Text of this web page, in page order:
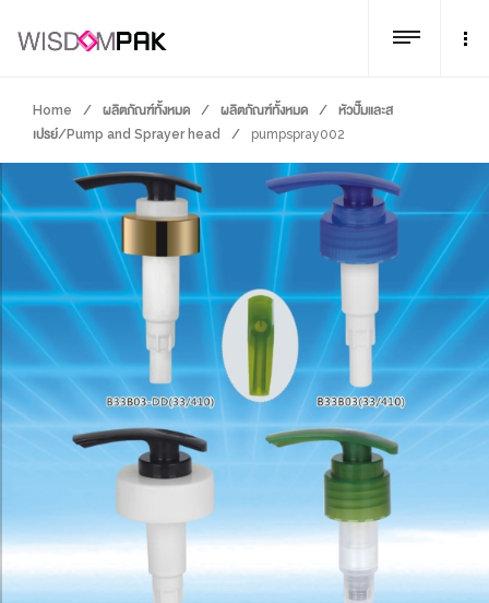
Home / ผลิตภัณฑ์ทั้งหมด / ผลิตภัณฑ์ทั้งหมด /
หัวปั๊มและส
เปรย์/Pump and Sprayer head
/ pumpspray002